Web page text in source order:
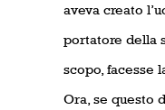
aveva creato
portatore della
scopo, facesse
Ora, se questo